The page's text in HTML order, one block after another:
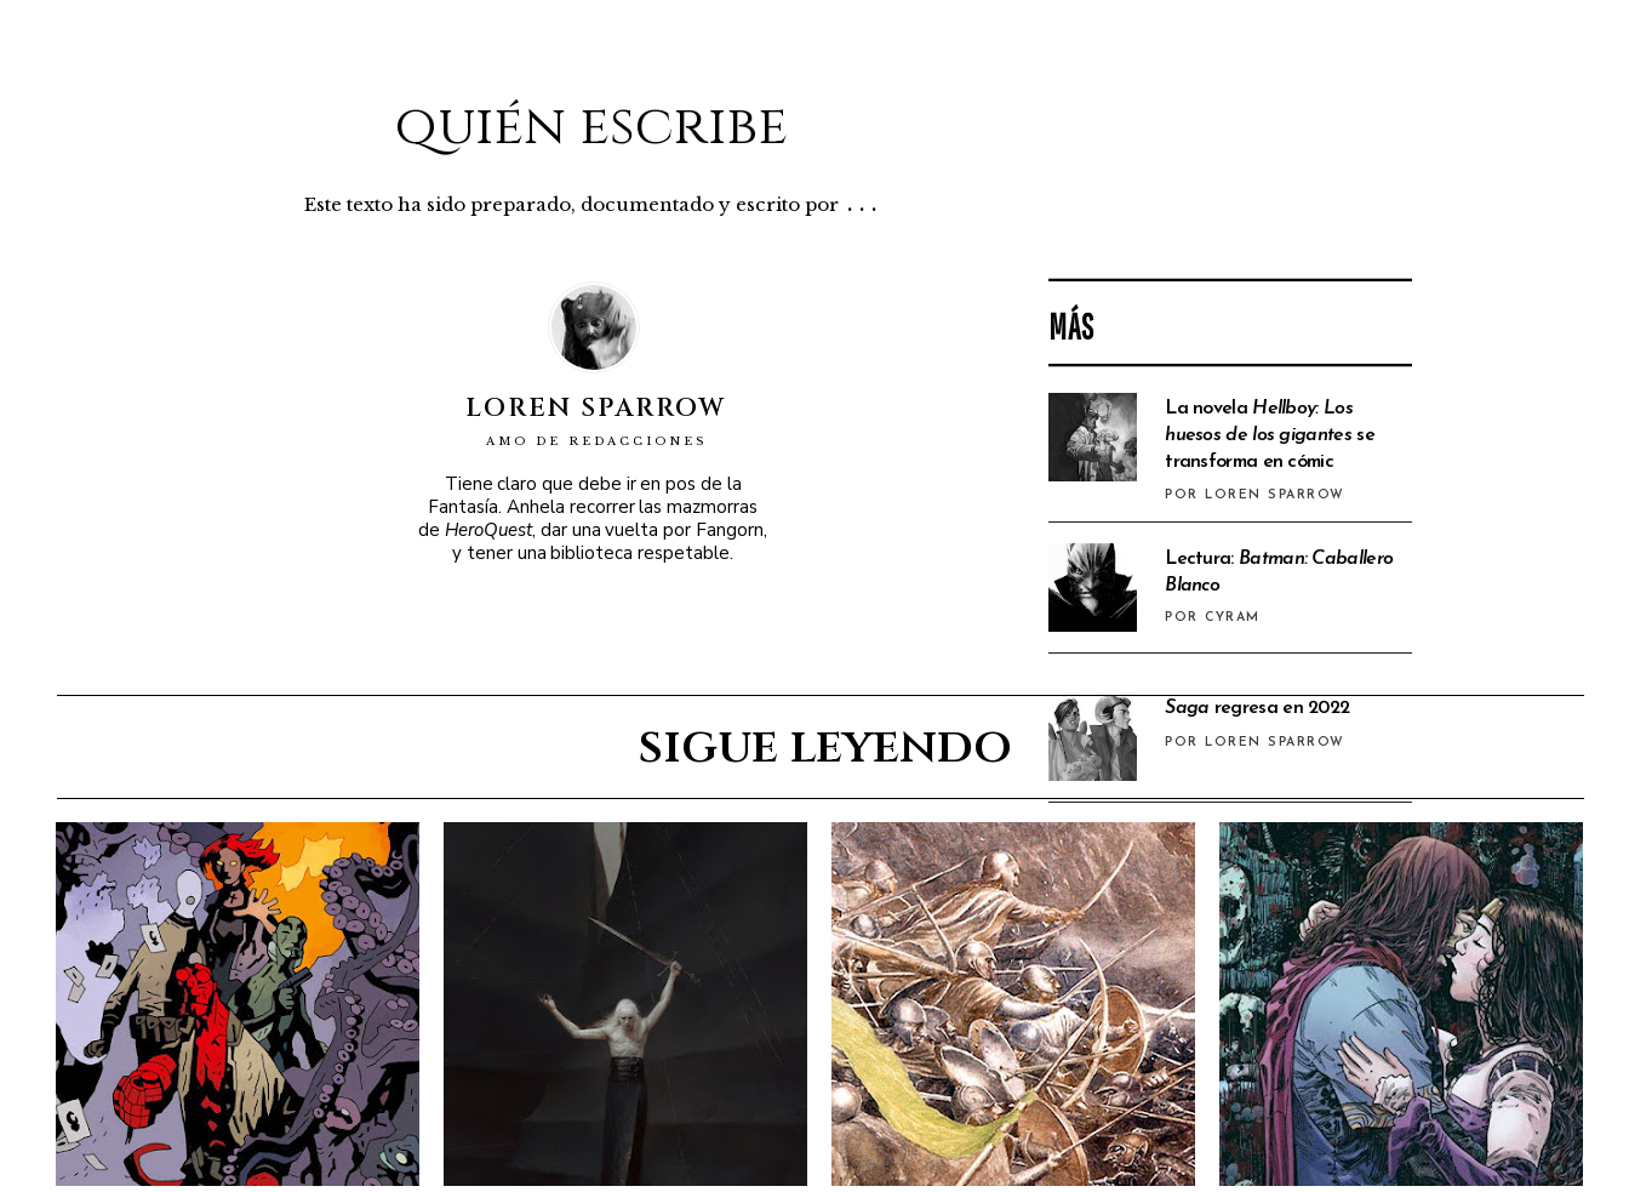
MÁS
La novela Hellboy: Los
huesos de los gigantesse
transforma en cómic
POR LOREN SPARROW
Lectura: Batman: Caballero
Blanco
POR CYRAM
Saga regresa en 2022
POR LOREN SPARROW
quién escribe
Este texto ha sido preparado, documentado y escrito por ...
LOREN SPARROW
AMO DE REDACCIONES
Tiene claro que debe ir en pos de la
Fantasía. Anhela recorrer las mazmorras
de HeroQuest, dar una vuelta por Fangorn,
y tener una biblioteca respetable.
sigue leyendo